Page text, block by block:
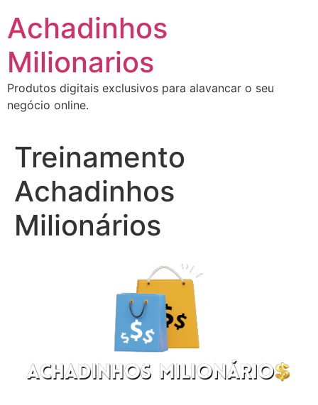
para
conteúdo
Achadinhos
Milionarios
Produtos digitais exclusivos para alavancar o seu
negócio online.
Treinamento
Achadinhos
Milionários